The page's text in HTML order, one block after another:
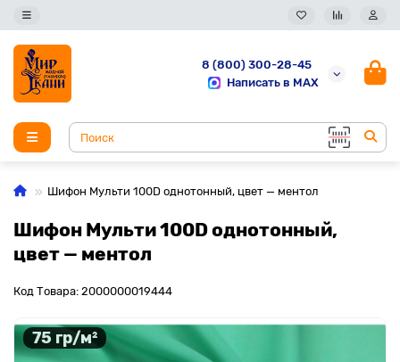
8 (800) 300-28-45
Написать в MAX
Шифон Мульти 100D однотонный, цвет — ментол
Шифон Мульти 100D однотонный,
цвет — ментол
Код Товара: 2000000019444
75 гр/м²